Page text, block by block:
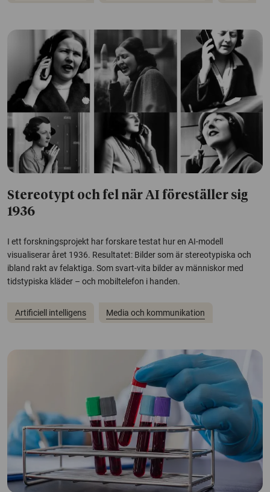
Stereotypt och fel när AI föreställer sig
1936
I ett forskningsprojekt har forskare testat hur en AI-modell
visualiserar året 1936. Resultatet: Bilder som är stereotypiska och
ibland rakt av felaktiga. Som svart-vita bilder av människor med
tidstypiska kläder – och mobiltelefon i handen.
Artificiell intelligens Media och kommunikation